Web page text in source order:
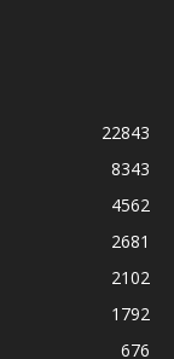
22843
8343
4562
2681
2102
1792
676